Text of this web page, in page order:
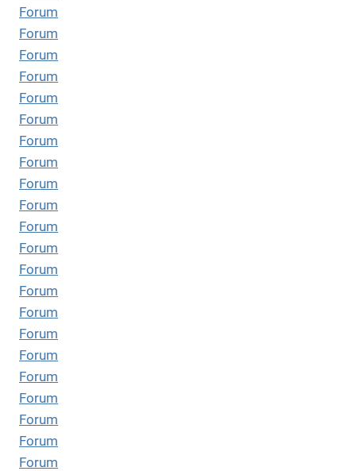
Forum
Forum
Forum
Forum
Forum
Forum
Forum
Forum
Forum
Forum
Forum
Forum
Forum
Forum
Forum
Forum
Forum
Forum
Forum
Forum
Forum
Forum